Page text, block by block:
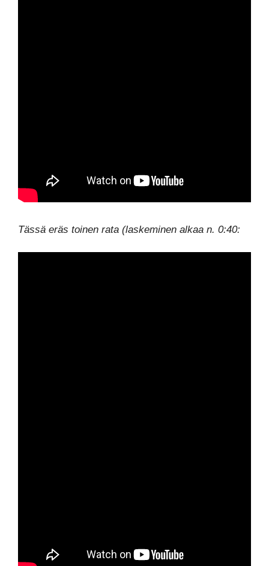
Tässä eräs toinen rata (laskeminen alkaa n. 0:40: